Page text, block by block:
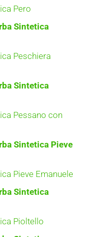
Pero
Sintetica
Peschiera
Sintetica
Pessano con
Sintetica Pieve
Pieve Emanuele
Sintetica
Pioltello